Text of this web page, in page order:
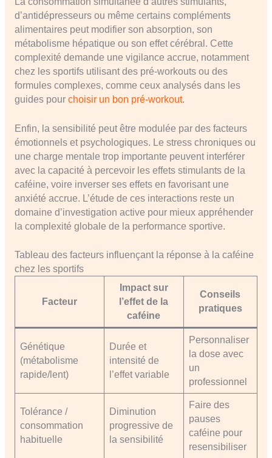
d’antidépresseurs ou même certains compléments
alimentaires peut modifier son absorption, son
métabolisme hépatique ou son effet cérébral. Cette
complexité demande une vigilance accrue, notamment
chez les sportifs utilisant des pré-workouts ou des
formules complexes, comme ceux analysés dans les
guides pour choisir un bon pré-workout.
Enfin, la sensibilité peut être modulée par des facteurs
émotionnels et psychologiques. Le stress chroniques ou
une charge mentale trop importante peuvent interférer
avec la capacité à percevoir les effets stimulants de la
caféine, voire inverser ses effets en favorisant une
anxiété accrue. L’étude de ces interactions reste un
domaine d’investigation active pour mieux appréhender
la complexité globale de la performance sportive.
Tableau des facteurs influençant la réponse à la caféine
chez les sportifs
Facteur
Impact sur
l’effet de la
caféine
Conseils
pratiques
Génétique
(métabolisme
rapide/lent)
Durée et
intensité de
l’effet variable
Personnaliser
la dose avec
un
professionnel
Tolérance /
consommation
habituelle
Diminution
progressive de
la sensibilité
Faire des
pauses
caféine pour
resensibiliser